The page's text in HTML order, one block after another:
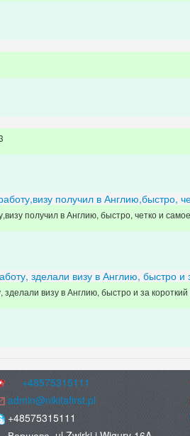
получил в Англию,быстро,
получил в Англию, быстро, четко и
зделали визу в Англию, быстро и
визу в Англию, быстро и за короткий
+48575315111
admin@nikitafirst.pl
+48575315111